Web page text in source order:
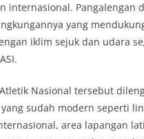
internasional. Pangalengan
yang
iklim sejuk dan udara
Nasional tersebut
sudah modern seperti
area lapangan